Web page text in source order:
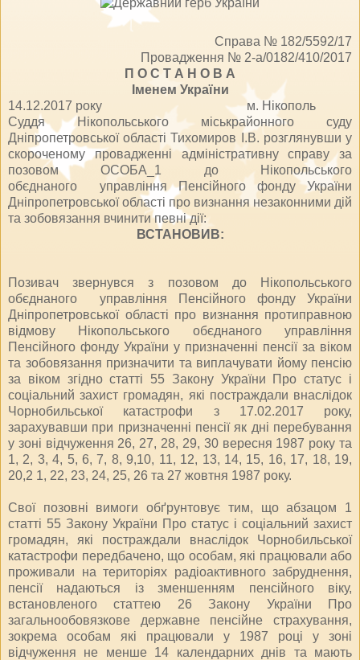
Справа № 182/5592/17
Провадження № 2-а/0182/410/2017
П О С Т А Н О В А
Іменем України
14.12.2017 року м. Нікополь
Суддя Нікопольського міськрайонного суду
Дніпропетровської області Тихомиров І.В. розглянувши у
скороченому провадженні адміністративну справу за
позовом ОСОБА_1 до Нікопольського
обєднаного управління Пенсійного фонду України
Дніпропетровської області про визнання незаконними дій
та зобовязання вчинити певні дії:
ВСТАНОВИВ:
Позивач звернувся з позовом до Нікопольського
обєднаного управління Пенсійного фонду України
Дніпропетровської області про визнання протиправною
відмову Нікопольського обєднаного управління
Пенсійного фонду України у призначенні пенсії за віком
та зобовязання призначити та виплачувати йому пенсію
за віком згідно статті 55 Закону України Про статус і
соціальний захист громадян, які постраждали внаслідок
Чорнобильської катастрофи з 17.02.2017 року,
зарахувавши при призначенні пенсії як дні перебування
у зоні відчуження 26, 27, 28, 29, 30 вересня 1987 року та
1, 2, 3, 4, 5, 6, 7, 8, 9,10, 11, 12, 13, 14, 15, 16, 17, 18, 19,
20,2 1, 22, 23, 24, 25, 26 та 27 жовтня 1987 року.
Свої позовні вимоги обґрунтовує тим, що абзацом 1
статті 55 Закону України Про статус і соціальний захист
громадян, які постраждали внаслідок Чорнобильської
катастрофи передбачено, що особам, які працювали або
проживали на територіях радіоактивного забруднення,
пенсії надаються із зменшенням пенсійного віку,
встановленого статтею 26 Закону України
Про
загальнообовязкове державне пенсійне страхування,
зокрема особам які працювали у 1987 році у зоні
відчуження не менше 14 календарних днів та мають